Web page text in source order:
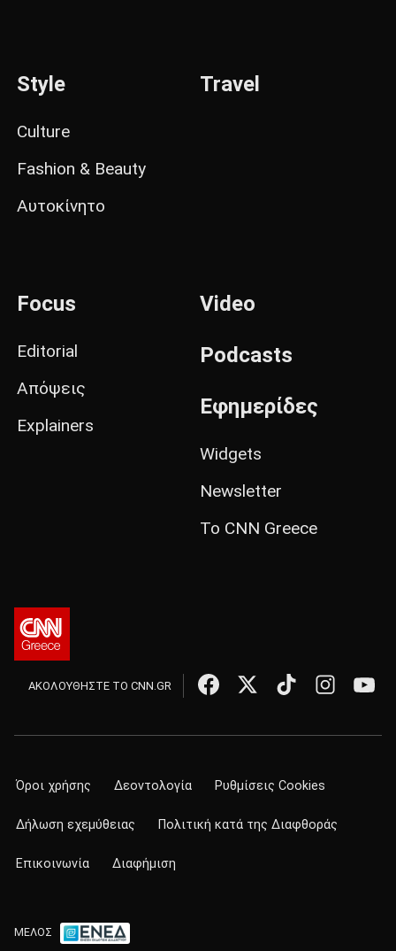
Style
Culture
Fashion & Beauty
Αυτοκίνητο
Travel
Focus
Editorial
Απόψεις
Explainers
Video
Podcasts
Εφημερίδες
Widgets
Newsletter
Το CNN Greece
ΑΚΟΛΟΥΘΗΣΤΕ ΤΟ CNN.GR
Όροι χρήσης Δεοντολογία Ρυθμίσεις Cookies
Δήλωση εχεμύθειας Πολιτική κατά της Διαφθοράς
Επικοινωνία Διαφήμιση
ΜΕΛΟΣ